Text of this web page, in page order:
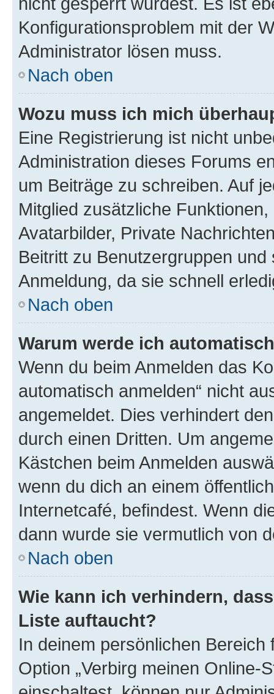
Konfigurationsproblem mit der
Administrator lösen muss.
Nach oben
Wozu muss ich mich
Eine Registrierung ist nicht
Administration dieses Forums
um Beiträge zu schreiben. Auf
Mitglied zusätzliche
Avatarbilder, Private
Beitritt zu Benutzergruppen
Anmeldung, da sie schnell
Nach oben
Warum werde ich
Wenn du beim Anmelden das
automatisch anmelden“ nicht
angemeldet. Dies verhindert
durch einen Dritten. Um
Kästchen beim Anmelden
wenn du dich an einem
Internetcafé, befindest. Wenn
dann wurde sie vermutlich von
Nach oben
Wie kann ich verhindern,
Liste auftaucht?
In deinem persönlichen
Option „Verbirg meinen Online-